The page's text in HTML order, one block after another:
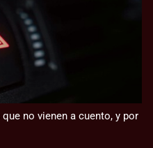
no vienen a cuento, y por